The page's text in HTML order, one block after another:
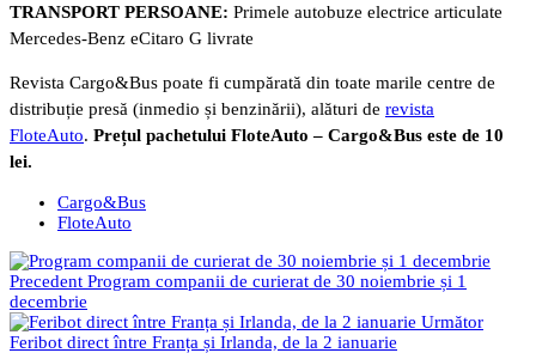
TRANSPORT PERSOANE: Primele autobuze electrice articulate
Mercedes-Benz eCitaro G livrate
Revista Cargo&Bus poate fi cumpărată din toate marile centre de
distribuție presă (inmedio și benzinării), alături de revista
FloteAuto. Prețul pachetului FloteAuto – Cargo&Bus este de 10
lei.
Cargo&Bus
FloteAuto
Precedent Program companii de curierat de 30 noiembrie și 1
decembrie
Următor
Feribot direct între Franța și Irlanda, de la 2 ianuarie